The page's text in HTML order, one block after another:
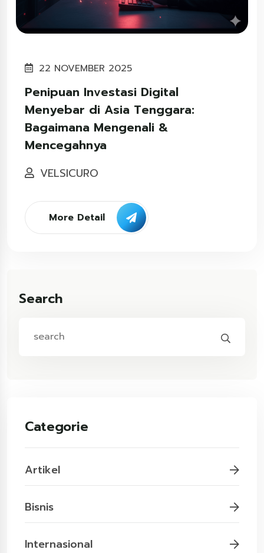
22 NOVEMBER 2025
Penipuan Investasi Digital
Menyebar di Asia Tenggara:
Bagaimana Mengenali &
Mencegahnya
VELSICURO
More Detail
Search
Categorie
Artikel
Bisnis
Internasional